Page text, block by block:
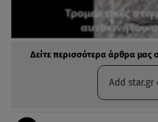
Δείτε περισσότερα άρθρα μας
Add star.gr